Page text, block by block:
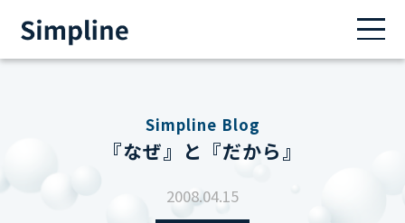
Simpline Blog
『なぜ』と『だから』
2008.04.15